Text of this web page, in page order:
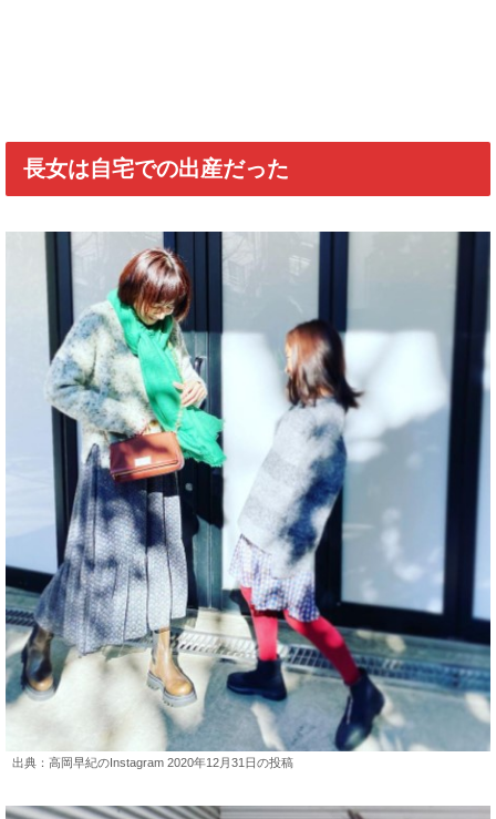
長女は自宅での出産だった
出典：高岡早紀のInstagram 2020年12月31日の投稿